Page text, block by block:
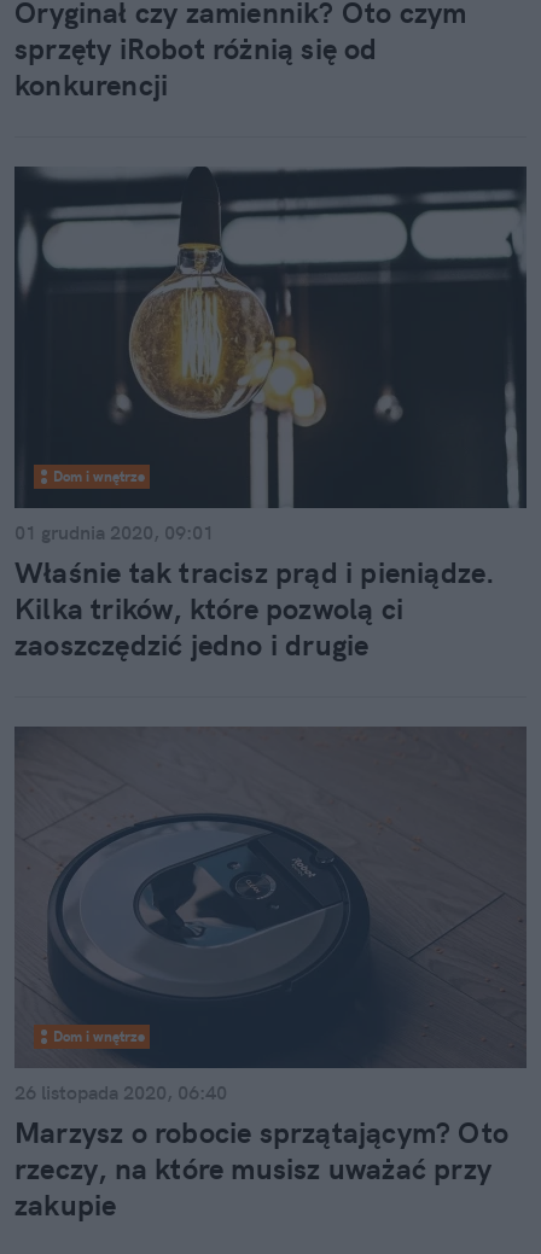
Oryginał czy zamiennik? Oto czym
sprzęty iRobot różnią się od
konkurencji
Dom i wnętrze
01 grudnia 2020, 09:01
Właśnie tak tracisz prąd i pieniądze.
Kilka trików, które pozwolą ci
zaoszczędzić jedno i drugie
Dom i wnętrze
26 listopada 2020, 06:40
Marzysz o robocie sprzątającym? Oto
rzeczy, na które musisz uważać przy
zakupie